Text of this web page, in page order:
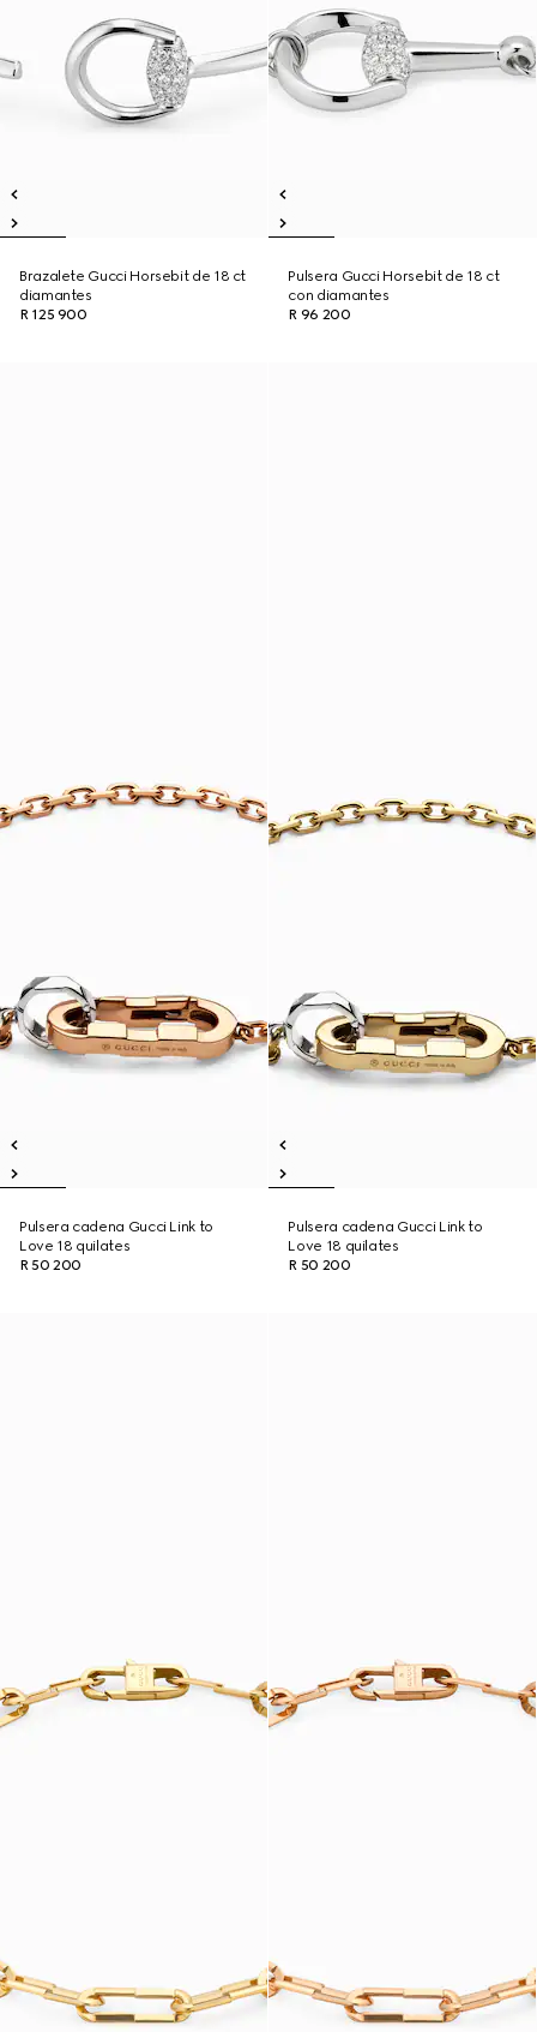
Brazalete Gucci Horsebit de 18 ct
diamantes
R 125 900
Pulsera Gucci Horsebit de 18 ct
con diamantes
R 96 200
Pulsera cadena Gucci Link to
Love 18 quilates
R 50 200
Pulsera cadena Gucci Link to
Love 18 quilates
R 50 200